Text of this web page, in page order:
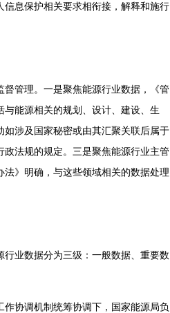
息保护相关要求相衔接，解释和施行
管理。一是聚焦能源行业数据，《管
能源相关的规划、设计、建设、生
涉及国家秘密或由其汇聚关联后属于
法规的规定。三是聚焦能源行业主管
》明确，与这些领域相关的数据处理
业数据分为三级：一般数据、重要数
协调机制统筹协调下，国家能源局负